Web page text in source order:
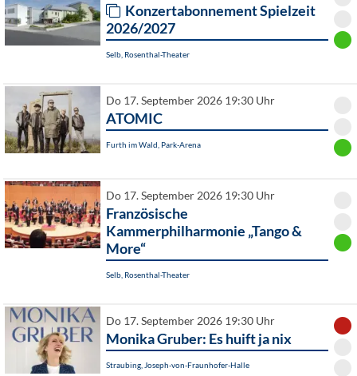
Konzertabonnement Spielzeit
2026/2027
Selb, Rosenthal-Theater
Do 17. September 2026 19:30 Uhr
ATOMIC
Furth im Wald, Park-Arena
Do 17. September 2026 19:30 Uhr
Französische
Kammerphilharmonie „Tango &
More“
Selb, Rosenthal-Theater
Do 17. September 2026 19:30 Uhr
Monika Gruber: Es huift ja nix
Straubing, Joseph-von-Fraunhofer-Halle